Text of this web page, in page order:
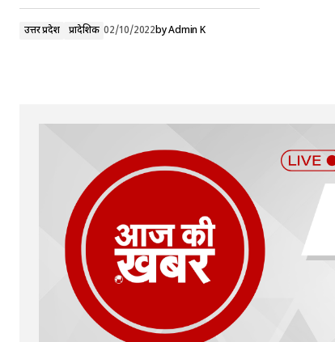
उत्तर प्रदेश प्रादेशिक 02/10/2022byAdmin K